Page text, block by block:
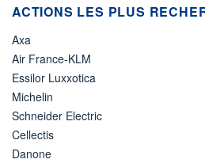
ACTIONS LES PLUS
Axa
Air France-KLM
Essilor Luxxotica
Michelin
Schneider Electric
Cellectis
Danone